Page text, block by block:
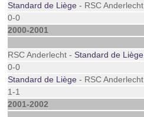
Standard de Liège - RSC Anderlecht
0-0
2000-2001
RSC Anderlecht -Standard de Liège
0-0
Standard de Liège - RSC Anderlecht
1-1
2001-2002